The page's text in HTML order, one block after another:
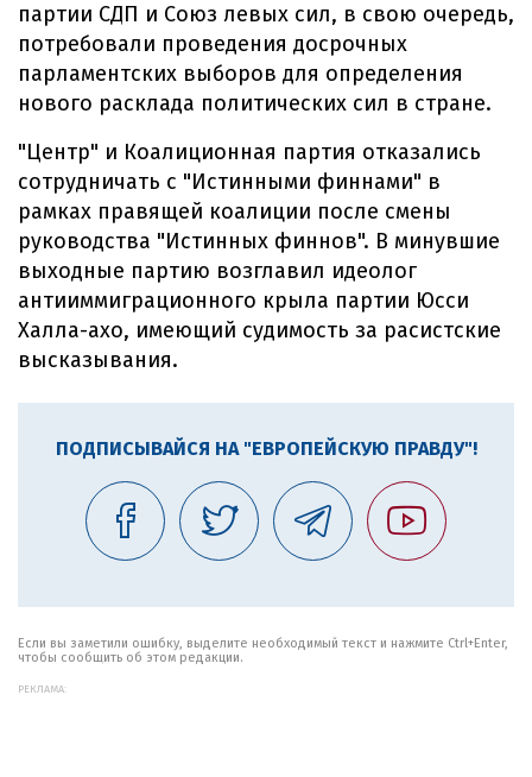
партии СДП и Союз левых сил, в свою очередь,
потребовали проведения досрочных
парламентских выборов для определения
нового расклада политических сил в стране.
"Центр" и Коалиционная партия отказались
сотрудничать с "Истинными финнами" в
рамках правящей коалиции после смены
руководства "Истинных финнов". В минувшие
выходные партию возглавил идеолог
антииммиграционного крыла партии Юсси
Халла-ахо, имеющий судимость за расистские
высказывания.
ПОДПИСЫВАЙСЯ НА "ЕВРОПЕЙСКУЮ ПРАВДУ"!
Если вы заметили ошибку, выделите необходимый текст и нажмите Ctrl+Enter,
чтобы сообщить об этом редакции.
РЕКЛАМА: